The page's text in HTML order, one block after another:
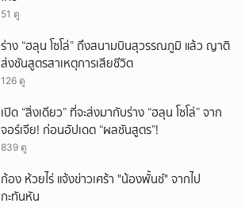
51 ดู
ร่าง “ฮลุน โซโล่” ถึงสนามบินสุวรรณภูมิ แล้ว ญาติ
ส่งชันสูตรสาเหตุการเสียชีวิต
126 ดู
เปิด “สิ่งเดียว” ที่จะส่งมากับร่าง “ฮลุน โซโล่” จาก
จอร์เจีย! ก่อนอัปเดต “ผลชันสูตร”!
839 ดู
ก้อง ห้วยไร่ แจ้งข่าวเศร้า "น้องพั้นช์" จากไป
กะทันหัน